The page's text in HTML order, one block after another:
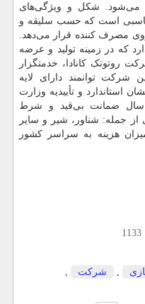
می‌شود. شکل و ویژگی‌های
است که حسب سلیقه و
مصرف کننده قرار می‌دهد.
که در زمینه تولید و عرضه
روتوتک کانادا، خدمتگزار
شرکت توانمند دارای لایه
استاندارد و تأییدیه وزارت
بهداشت، محصولات خود را تا 10 سال ضمانت بی‌قید و شرط
از جمله: شناور، شیر و سایر
هزینه به سراسر کشور
1133
, شركت
,